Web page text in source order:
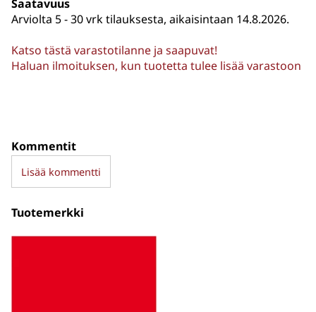
Saatavuus
Arviolta 5 - 30 vrk tilauksesta, aikaisintaan 14.8.2026.
Katso tästä varastotilanne ja saapuvat!
Haluan ilmoituksen, kun tuotetta tulee lisää varastoon
Kommentit
Lisää kommentti
Tuotemerkki